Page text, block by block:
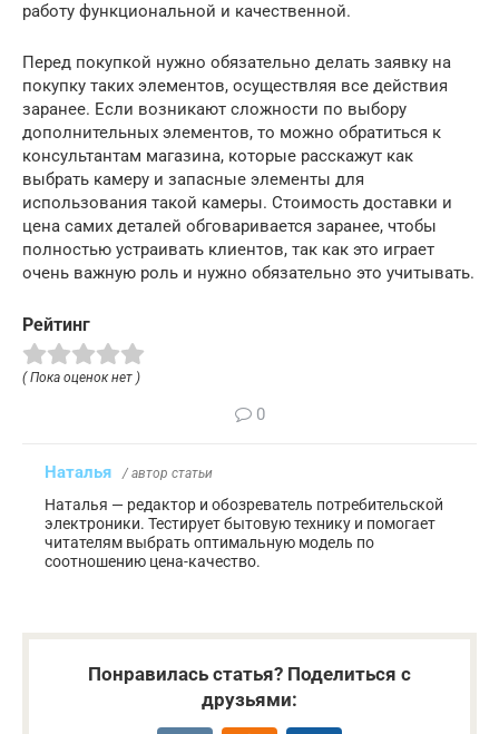
работу функциональной и качественной.
Перед покупкой нужно обязательно делать заявку на
покупку таких элементов, осуществляя все действия
заранее. Если возникают сложности по выбору
дополнительных элементов, то можно обратиться к
консультантам магазина, которые расскажут как
выбрать камеру и запасные элементы для
использования такой камеры. Стоимость доставки и
цена самих деталей обговаривается заранее, чтобы
полностью устраивать клиентов, так как это играет
очень важную роль и нужно обязательно это учитывать.
Рейтинг
( Пока оценок нет )
0
Наталья / автор статьи
Наталья — редактор и обозреватель потребительской
электроники. Тестирует бытовую технику и помогает
читателям выбрать оптимальную модель по
соотношению цена-качество.
Понравилась статья? Поделиться с
друзьями: